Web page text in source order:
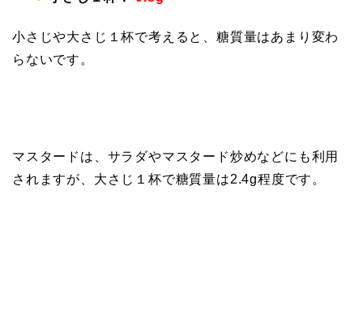
小さじや大さじ１杯で考えると、糖質量はあまり変わ
らないです。
マスタードは、サラダやマスタード炒めなどにも利用
されますが、大さじ１杯で糖質量は2.4g程度です。